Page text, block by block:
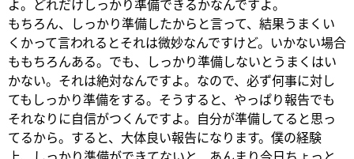
もちろん、しっかり準備したからと言って、結果うまくい
くかって言われるとそれは微妙なんですけど。いかない場合
ももちろんある。でも、しっかり準備しないとうまくはい
かない。それは絶対なんですよ。なので、必ず何事に対し
てもしっかり準備をする。そうすると、やっぱり報告でも
それなりに自信がつくんですよ。自分が準備してると思っ
てるから。すると、大体良い報告になります。僕の経験